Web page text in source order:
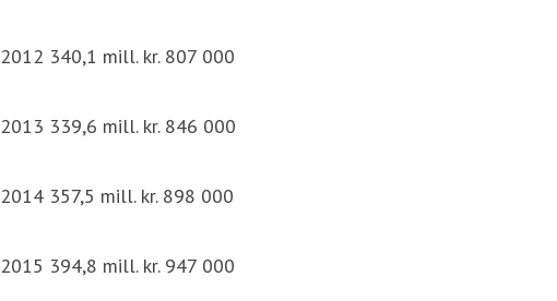
2012 340,1 mill. kr. 807 000
2013 339,6 mill. kr. 846 000
2014 357,5 mill. kr. 898 000
2015 394,8 mill. kr. 947 000